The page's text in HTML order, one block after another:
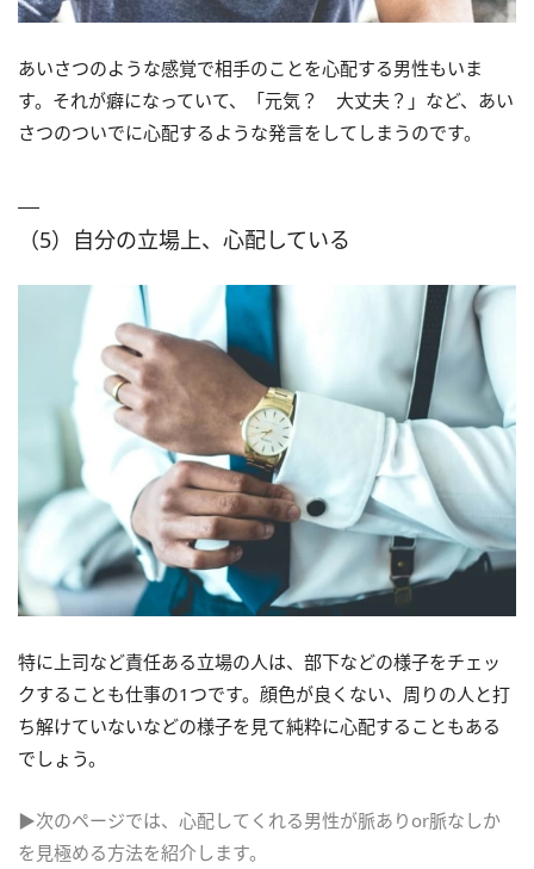
あいさつのような感覚で相手のことを心配する男性もいま
す。それが癖になっていて、「元気？ 大丈夫？」など、あい
さつのついでに心配するような発言をしてしまうのです。
（5）自分の立場上、心配している
特に上司など責任ある立場の人は、部下などの様子をチェッ
クすることも仕事の1つです。顔色が良くない、周りの人と打
ち解けていないなどの様子を見て純粋に心配することもある
でしょう。
▶次のページでは、心配してくれる男性が脈ありor脈なしか
を見極める方法を紹介します。